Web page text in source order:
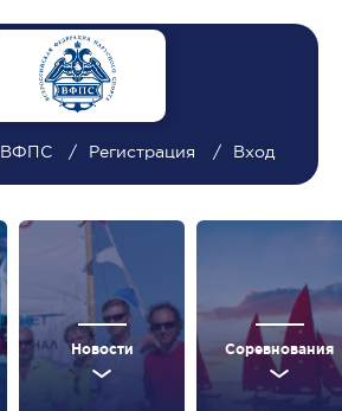
ВФПС Регистрация Вход
Новости Соревнования